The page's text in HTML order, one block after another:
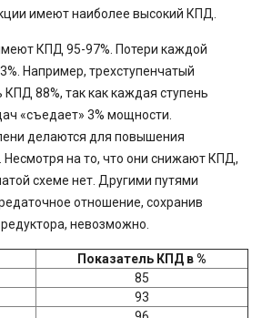
имеют наиболее высокий КПД.
КПД 95-97%. Потери каждой
Например, трехступенчатый
КПД 88%, так как каждая ступень
«съедает» 3% мощности.
делаются для повышения
Несмотря на то, что они снижают КПД,
схеме нет. Другими путями
отношение, сохранив
невозможно.
Показатель КПД в %
85
93